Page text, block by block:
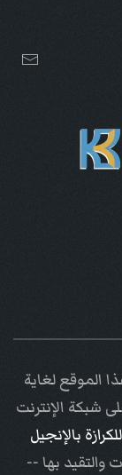
الموقع لغاية
شبكة الإنترنت
بالإنجيل
والتقيد بها --